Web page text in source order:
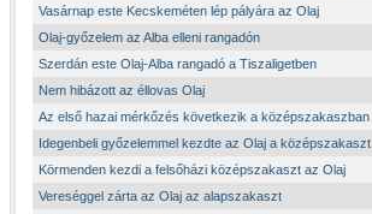
Vasárnap este Kecskeméten lép pályára az Olaj
Olaj-győzelem az Alba elleni rangadón
Szerdán este Olaj-Alba rangadó a Tiszaligetben
Nem hibázott az éllovas Olaj
Az első hazai mérkőzés következik a középszakaszban
Idegenbeli győzelemmel kezdte az Olaj a középszakaszt
Körmenden kezdi a felsőházi középszakaszt az Olaj
Vereséggel zárta az Olaj az alapszakaszt